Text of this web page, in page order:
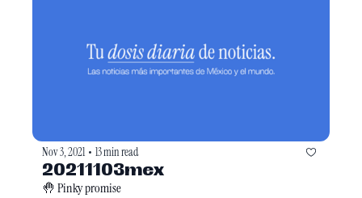
Nov 3, 2021 • 13 min read
20211103mex
🤚 Pinky promise